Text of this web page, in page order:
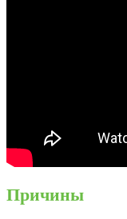
Причины